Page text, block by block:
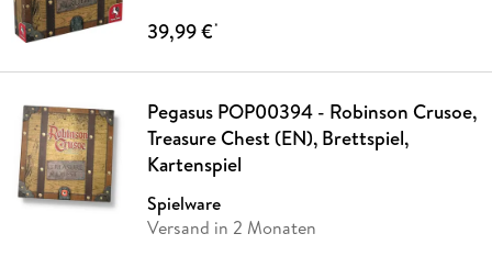
39,99 €*
Pegasus POP00394 - Robinson Crusoe,
Treasure Chest (EN), Brettspiel,
Kartenspiel
Spielware
Versand in 2 Monaten